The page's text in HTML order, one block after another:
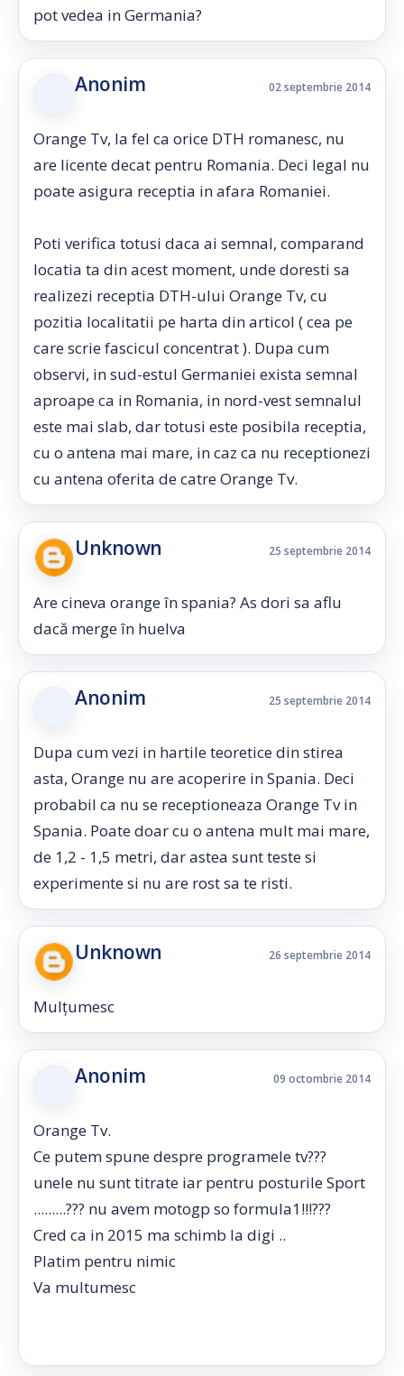
pot vedea in Germania?
Anonim 02 septembrie 2014
Orange Tv, la fel ca orice DTH romanesc, nu
are licente decat pentru Romania. Deci legal nu
poate asigura receptia in afara Romaniei.
Poti verifica totusi daca ai semnal, comparand
locatia ta din acest moment, unde doresti sa
realizezi receptia DTH-ului Orange Tv, cu
pozitia localitatii pe harta din articol ( cea pe
care scrie fascicul concentrat ). Dupa cum
observi, in sud-estul Germaniei exista semnal
aproape ca in Romania, in nord-vest semnalul
este mai slab, dar totusi este posibila receptia,
cu o antena mai mare, in caz ca nu receptionezi
cu antena oferita de catre Orange Tv.
Unknown 25 septembrie 2014
Are cineva orange în spania? As dori sa aflu
dacă merge în huelva
Anonim 25 septembrie 2014
Dupa cum vezi in hartile teoretice din stirea
asta, Orange nu are acoperire in Spania. Deci
probabil ca nu se receptioneaza Orange Tv in
Spania. Poate doar cu o antena mult mai mare,
de 1,2 - 1,5 metri, dar astea sunt teste si
experimente si nu are rost sa te risti.
Unknown 26 septembrie 2014
Mulțumesc
Anonim 09 octombrie 2014
Orange Tv.
Ce putem spune despre programele tv???
unele nu sunt titrate iar pentru posturile Sport
.........??? nu avem motogp so formula1!!!???
Cred ca in 2015 ma schimb la digi ..
Platim pentru nimic
Va multumesc